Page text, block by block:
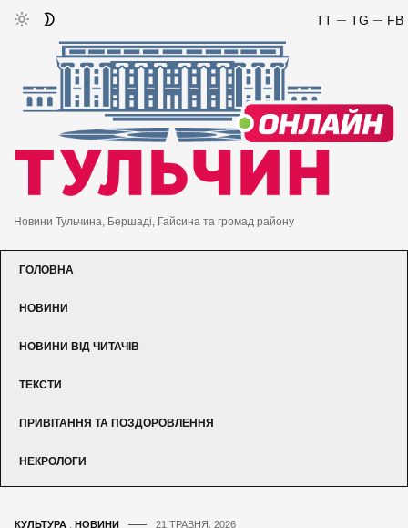
FB
TG
TT
Новини Тульчина, Бершаді, Гайсина та громад району
ГОЛОВНА
НОВИНИ
НОВИНИ ВІД ЧИТАЧІВ
ТЕКСТИ
ПРИВІТАННЯ ТА ПОЗДОРОВЛЕННЯ
НЕКРОЛОГИ
КУЛЬТУРА НОВИНИ 21 ТРАВНЯ, 2026